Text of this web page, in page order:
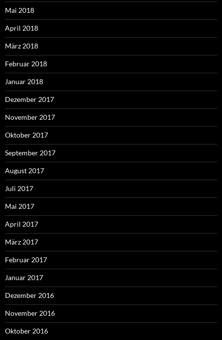
Mai 2018
April 2018
März 2018
Februar 2018
Januar 2018
Dezember 2017
November 2017
Oktober 2017
September 2017
August 2017
Juli 2017
Mai 2017
April 2017
März 2017
Februar 2017
Januar 2017
Dezember 2016
November 2016
Oktober 2016